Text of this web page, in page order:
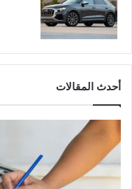
أحدث المقالات